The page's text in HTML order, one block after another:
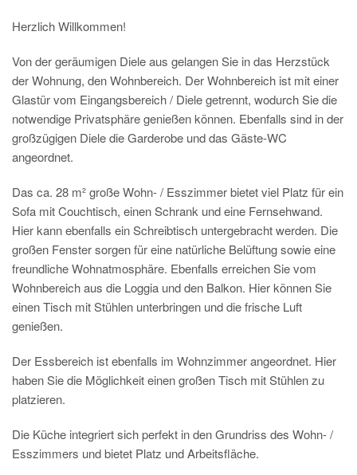
Herzlich Willkommen!
Von der geräumigen Diele aus gelangen Sie in das Herzstück
der Wohnung, den Wohnbereich. Der Wohnbereich ist mit einer
Glastür vom Eingangsbereich / Diele getrennt, wodurch Sie die
notwendige Privatsphäre genießen können. Ebenfalls sind in der
großzügigen Diele die Garderobe und das Gäste-WC
angeordnet.
Das ca. 28 m² große Wohn- / Esszimmer bietet viel Platz für ein
Sofa mit Couchtisch, einen Schrank und eine Fernsehwand.
Hier kann ebenfalls ein Schreibtisch untergebracht werden. Die
großen Fenster sorgen für eine natürliche Belüftung sowie eine
freundliche Wohnatmosphäre. Ebenfalls erreichen Sie vom
Wohnbereich aus die Loggia und den Balkon. Hier können Sie
einen Tisch mit Stühlen unterbringen und die frische Luft
genießen.
Der Essbereich ist ebenfalls im Wohnzimmer angeordnet. Hier
haben Sie die Möglichkeit einen großen Tisch mit Stühlen zu
platzieren.
Die Küche integriert sich perfekt in den Grundriss des Wohn- /
Esszimmers und bietet Platz und Arbeitsfläche.